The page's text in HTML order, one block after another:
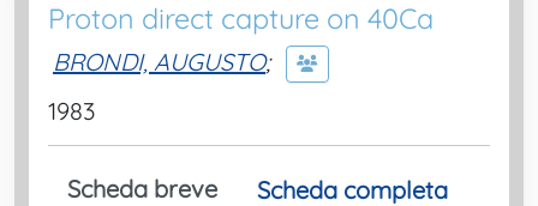
Proton direct capture on 40Ca
BRONDI, AUGUSTO;
1983
Scheda breve
Scheda completa